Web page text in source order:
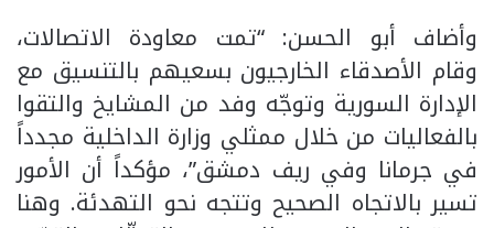
وأضاف أبو الحسن: “تمت معاودة الاتصالات،
وقام الأصدقاء الخارجيون بسعيهم بالتنسيق مع
الإدارة السورية وتوجّه وفد من المشايخ والتقوا
بالفعاليات من خلال ممثلي وزارة الداخلية مجدداً
في جرمانا وفي ريف دمشق”، مؤكداً أن الأمور
تسير بالاتجاه الصحيح وتتجه نحو التهدئة. وهنا